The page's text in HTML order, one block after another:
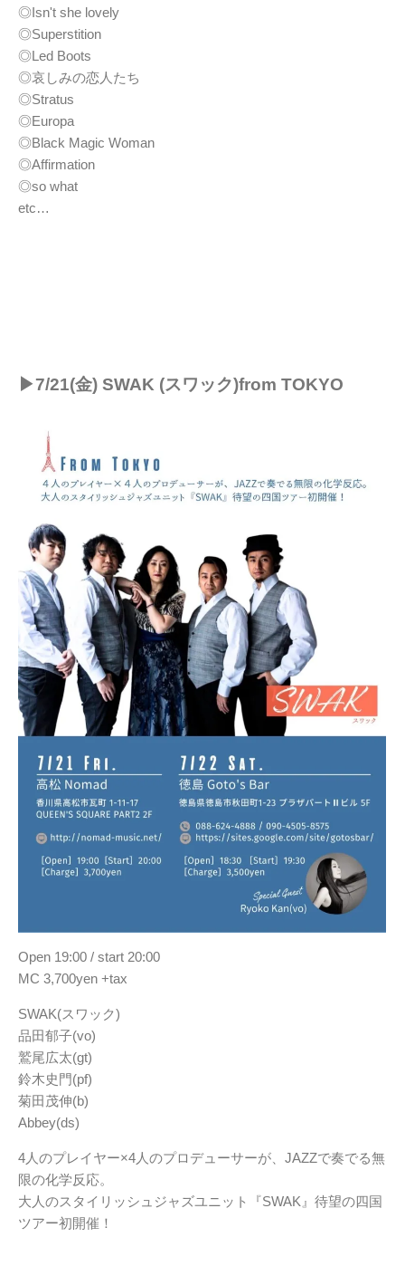
◎Isn't she lovely
◎Superstition
◎Led Boots
◎哀しみの恋人たち
◎Stratus
◎Europa
◎Black Magic Woman
◎Affirmation
◎so what
etc…
▶︎7/21(金) SWAK (スワック)from TOKYO
Open 19:00 / start 20:00
MC 3,700yen +tax
SWAK(スワック)
品田郁子(vo)
鷲尾広太(gt)
鈴木史門(pf)
菊田茂伸(b)
Abbey(ds)
4人のプレイヤー×4人のプロデューサーが、JAZZで奏でる無
限の化学反応。
大人のスタイリッシュジャズユニット『SWAK』待望の四国
ツアー初開催！